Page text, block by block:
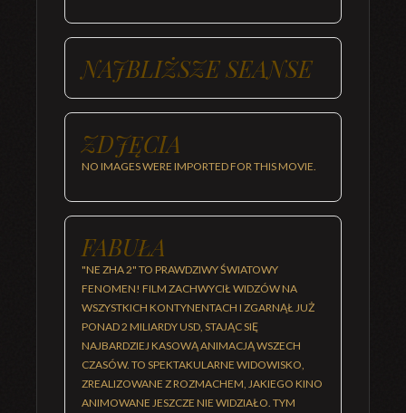
NAJBLIŻSZE SEANSE
ZDJĘCIA
NO IMAGES WERE IMPORTED FOR THIS MOVIE.
FABUŁA
"NE ZHA 2" TO PRAWDZIWY ŚWIATOWY
FENOMEN! FILM ZACHWYCIŁ WIDZÓW NA
WSZYSTKICH KONTYNENTACH I ZGARNĄŁ JUŻ
PONAD 2 MILIARDY USD, STAJĄC SIĘ
NAJBARDZIEJ KASOWĄ ANIMACJĄ WSZECH
CZASÓW. TO SPEKTAKULARNE WIDOWISKO,
ZREALIZOWANE Z ROZMACHEM, JAKIEGO KINO
ANIMOWANE JESZCZE NIE WIDZIAŁO. TYM